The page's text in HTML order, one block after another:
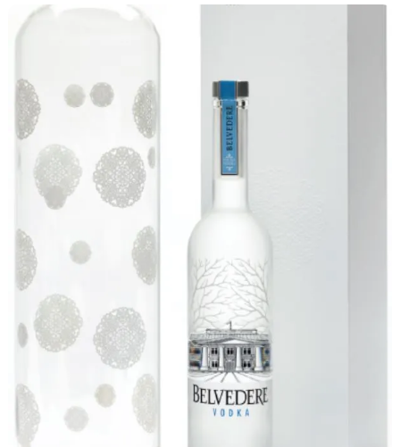
Hayao
Miyazaki
Éphémère
Mon
Voisin
Totoro ,
store
Shopping
Noël
Studios
Ghalbi